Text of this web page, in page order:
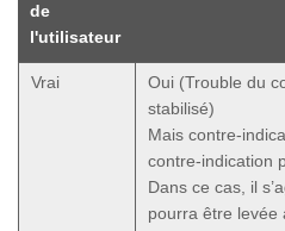
de
l'utilisateur
Vrai
Oui (Trouble du
stabilisé)
Mais contre-
contre-indication
Dans ce cas, il
pourra être levée